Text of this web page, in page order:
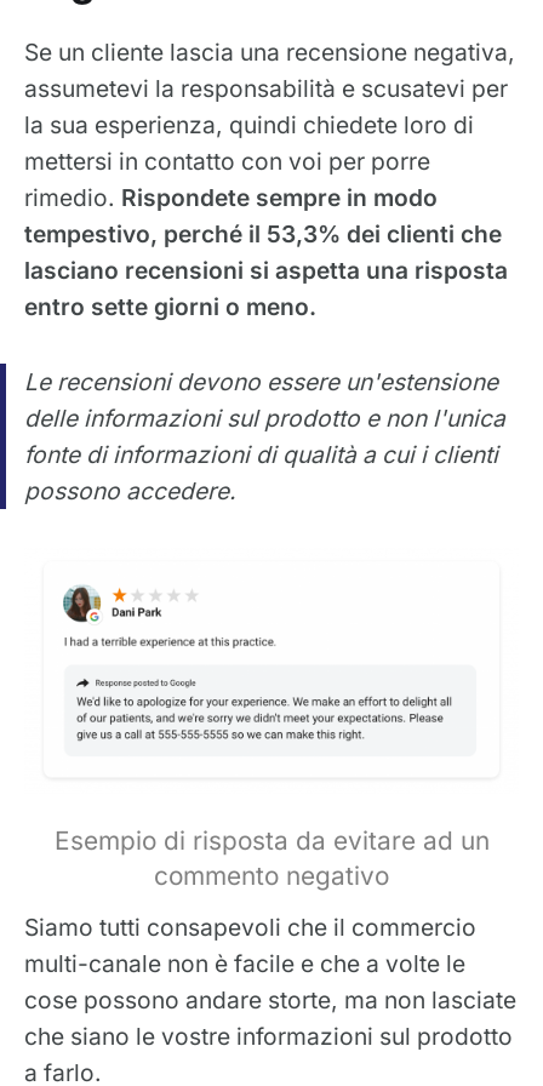
Se un cliente lascia una recensione negativa,
assumetevi la responsabilità e scusatevi per
la sua esperienza, quindi chiedete loro di
mettersi in contatto con voi per porre
rimedio. Rispondete sempre in modo
tempestivo, perché il 53,3% dei clienti che
lasciano recensioni si aspetta una risposta
entro sette giorni o meno.
Le recensioni devono essere un'estensione
delle informazioni sul prodotto e non l'unica
fonte di informazioni di qualità a cui i clienti
possono accedere.
Esempio di risposta da evitare ad un
commento negativo
Siamo tutti consapevoli che il commercio
multi-canale non è facile e che a volte le
cose possono andare storte, ma non lasciate
che siano le vostre informazioni sul prodotto
a farlo.